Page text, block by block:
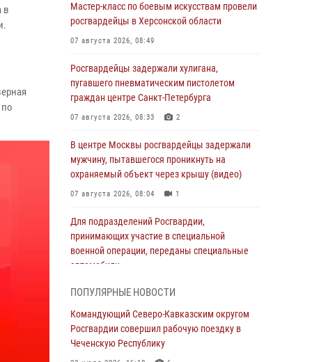
в
Мастер-класс по боевым искусствам провели
росгвардейцы в Херсонской области
07 августа 2026, 08:49
Росгвардейцы задержали хулигана,
пугавшего пневматическим пистолетом
граждан центре Санкт-Петербурга
07 августа 2026, 08:33 2
В центре Москвы росгвардейцы задержали
мужчину, пытавшегося проникнуть на
охраняемый объект через крышу (видео)
07 августа 2026, 08:04 1
Для подразделений Росгвардии,
принимающих участие в специальной
военной операции, переданы специальные
автомобили
При содействии СОБР Росгвардии в
Иркутской области задержаны
подозреваемые в коммерческом подкупе
ПОПУЛЯРНЫЕ НОВОСТИ
Командующий Северо-Кавказским округом
Росгвардии совершил рабочую поездку в
Чеченскую Республику